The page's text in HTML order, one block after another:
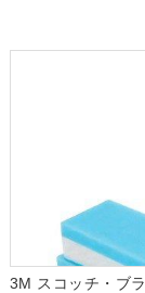
3M スコッチ・ブ